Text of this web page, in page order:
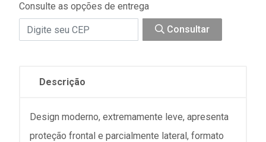
Consulte as opções de entrega
Consultar
Descrição
Design moderno, extremamente leve, apresenta
proteção frontal e parcialmente lateral, formato